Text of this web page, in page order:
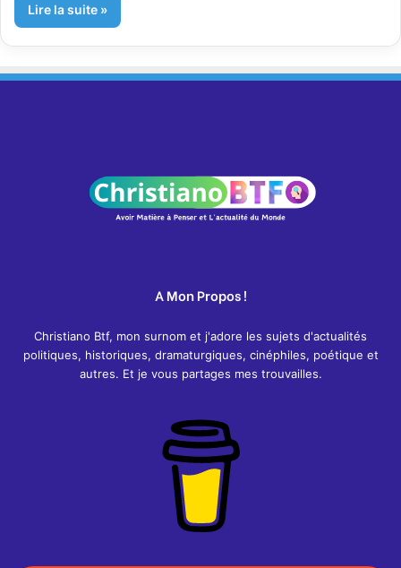
Lire la suite »
A Mon Propos !
Christiano Btf, mon surnom et j'adore les sujets d'actualités
politiques, historiques, dramaturgiques, cinéphiles, poétique et
autres. Et je vous partages mes trouvailles.